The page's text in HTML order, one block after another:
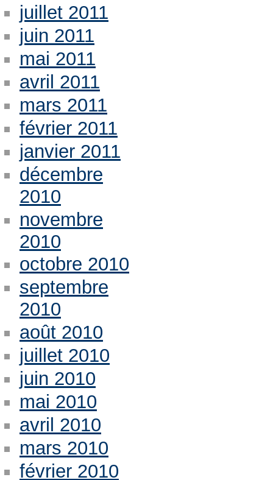
juillet 2011
juin 2011
mai 2011
avril 2011
mars 2011
février 2011
janvier 2011
décembre
2010
novembre
2010
octobre 2010
septembre
2010
août 2010
juillet 2010
juin 2010
mai 2010
avril 2010
mars 2010
février 2010